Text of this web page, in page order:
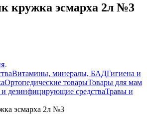
кружка эсмарха 2л №3
Витамины, минералы, БАДГигиена и
Ортопедические товарыТовары для мам
дезинфицирующие средстваТравы и
эсмарха 2л №3